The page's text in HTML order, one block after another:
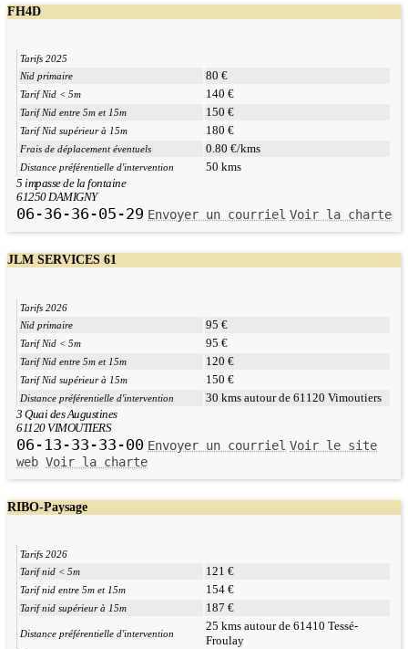
FH4D
Tarifs 2025
Nid primaire
80 €
Tarif Nid < 5m 140 €
Tarif Nid entre 5m et 15m 150 €
Tarif Nid supérieur à 15m 180 €
Frais de déplacement éventuels 0.80 €/kms
Distance préférentielle d'intervention 50 kms
5 impasse de la fontaine
61250 DAMIGNY
06-36-36-05-29 Envoyer un courriel Voir la charte
JLM SERVICES 61
Tarifs 2026
Nid primaire
95 €
Tarif Nid < 5m 95 €
Tarif Nid entre 5m et 15m 120 €
Tarif Nid supérieur à 15m 150 €
Distance préférentielle d'intervention 30 kms autour de 61120 Vimoutiers
3 Quai des Augustines
61120 VIMOUTIERS
06-13-33-33-00 Envoyer un courriel Voir le site
web Voir la charte
RIBO-Paysage
Tarifs 2026
Tarif nid < 5m
121 €
Tarif nid entre 5m et 15m 154 €
Tarif nid supérieur à 15m 187 €
Distance préférentielle d'intervention
25 kms autour de 61410 Tessé-
Froulay